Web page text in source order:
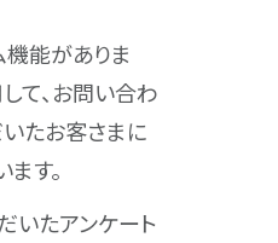
機能がありま
て、お問い合わ
たお客さまに
す。
いたアンケート